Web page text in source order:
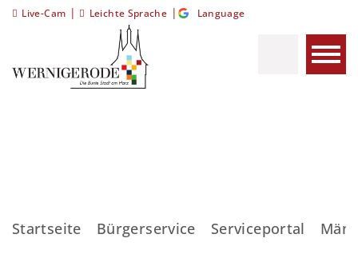
Live-Cam | Leichte Sprache | Language
Startseite Bürgerservice Serviceportal